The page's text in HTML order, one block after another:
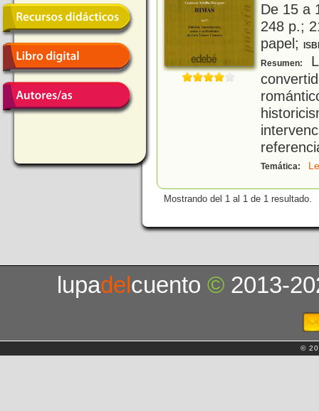
De 15 a
248 p.;
papel;
Resumen:
Temática:
Mostrando del 1 al 1 de 1 resultado.
lupadelcuento© 2013-
©